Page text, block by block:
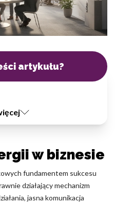
artykułu?
w biznesie
fundamentem sukcesu
działający mechanizm
jasna komunikacja
właścicielem stron
reklam, które są istotne i
samym bardziej cenne dla
które są w procesie